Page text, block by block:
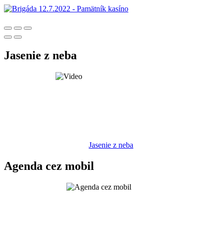
Jasenie z neba
Jasenie z neba
Agenda cez mobil